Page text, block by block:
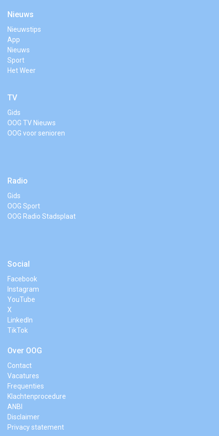
Nieuws
Nieuwstips
App
Nieuws
Sport
Het Weer
TV
Gids
OOG TV Nieuws
OOG voor senioren
Radio
Gids
OOG Sport
OOG Radio Stadsplaat
Social
Facebook
Instagram
YouTube
X
LinkedIn
TikTok
Over OOG
Contact
Vacatures
Frequenties
Klachtenprocedure
ANBI
Disclaimer
Privacy statement